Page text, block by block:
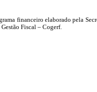
financeiro elaborado pela
Fiscal – Cogerf.